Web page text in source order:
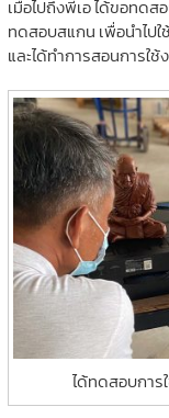
เมื่อไปถึงพี่เอ ได้ขอทดส
ทดสอบสแกน เพื่อนำไปใ
และได้ทำการสอนการใ
ได้ทดสอบการ